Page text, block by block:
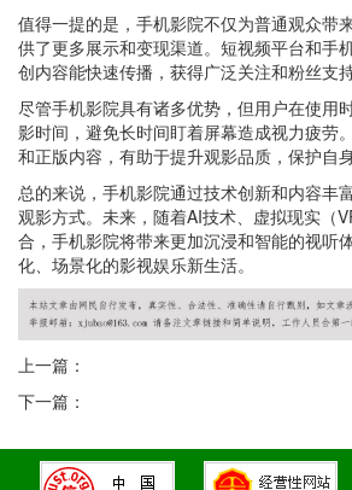
值得一提的是，手机影院不仅为普通观众带
供了更多展示和变现渠道。短视频平台和手
创内容能快速传播，获得广泛关注和粉丝支持
尽管手机影院具有诸多优势，但用户在使用
影时间，避免长时间盯着屏幕造成视力疲劳
和正版内容，有助于提升观影品质，保护自身
总的来说，手机影院通过技术创新和内容丰
观影方式。未来，随着AI技术、虚拟现实（
合，手机影院将带来更加沉浸和智能的视听
化、场景化的影视娱乐新生活。
上一篇：
下一篇：